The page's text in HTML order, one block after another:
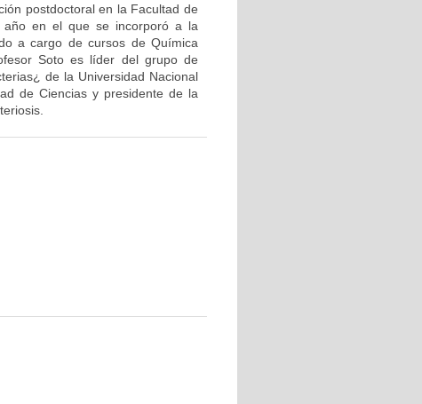
postdoctoral en la Facultad de
año en el que se incorporó a la
a cargo de cursos de Química
Soto es líder del grupo de
de la Universidad Nacional
de Ciencias y presidente de la